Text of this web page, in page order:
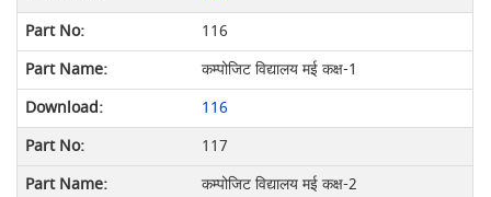
116
कम्पोजिट विद्यालय मई कक्ष-1
116
117
कम्पोजिट विद्यालय मई कक्ष-2